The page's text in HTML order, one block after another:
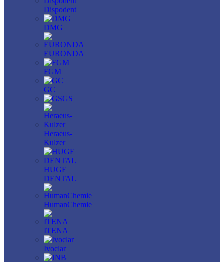
Dispodent
DMG
EURONDA
FGM
GC
GS
Heraeus-
Kulzer
HUGE
DENTAL
HumanChemie
ITENA
Ivoclar